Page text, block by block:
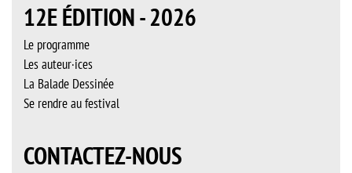
12E ÉDITION - 2026
Le programme
Les auteur·ices
La Balade Dessinée
Se rendre au festival
CONTACTEZ-NOUS